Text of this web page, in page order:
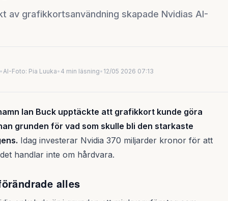
av grafikkortsanvändning skapade Nvidias AI-
•AI-Foto: Pia Luuka• 4 min läsning• 12/05 2026 07:13
Ian Buck upptäckte att grafikkort kunde göra
grunden för vad som skulle bli den starkaste
Idag investerar Nvidia 370 miljarder kronor för att
handlar inte om hårdvara.
alles